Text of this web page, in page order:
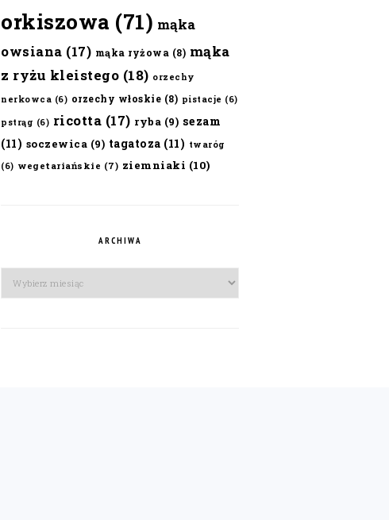
orkiszowa (71) mąka
owsiana (17) mąka ryżowa (8) mąka
z ryżu kleistego (18) orzechy
nerkowca (6) orzechy włoskie (8) pistacje (6)
pstrąg (6) ricotta (17) ryba (9) sezam
(11) soczewica (9) tagatoza (11) twaróg
(6) wegetariańskie (7) ziemniaki (10)
ARCHIWA
Archiwa